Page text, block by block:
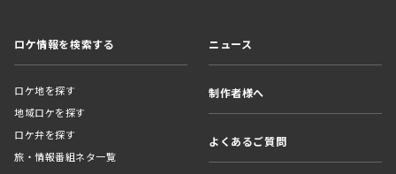
ロケ情報を検索する
ロケ地を探す
地域ロケを探す
ロケ弁を探す
旅・情報番組ネタ一覧
ニュース
制作者様へ
よくあるご質問